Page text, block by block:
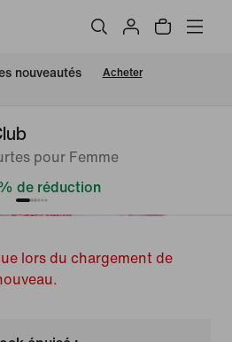
nouveautés Acheter
pour Femme
de réduction
lors du chargement de